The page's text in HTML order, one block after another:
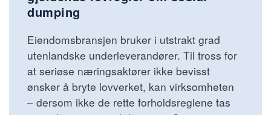
dumping
Eiendomsbransjen bruker i utstrakt grad
utenlandske underleverandører. Til tross for
at seriøse næringsaktører ikke bevisst
ønsker å bryte lovverket, kan virksomheten
– dersom ikke de rette forholdsreglene tas